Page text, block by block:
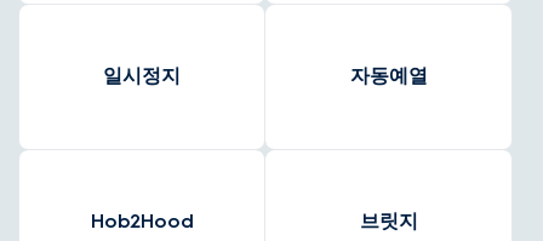
일시정지 자동예열
Hob2Hood 브릿지